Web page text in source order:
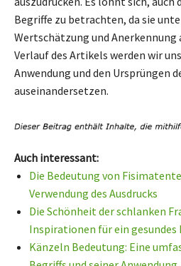
Begriffe zu betrachten, da sie
Wertschätzung und
Verlauf des Artikels werden wir
Anwendung und den Ursprüngen
auseinandersetzen.
Auch interessant:
Die Bedeutung von
Verwendung des Ausdrucks
Die Schönheit der schlanken
Inspirationen für ein gesundes
Känzeln Bedeutung: Eine